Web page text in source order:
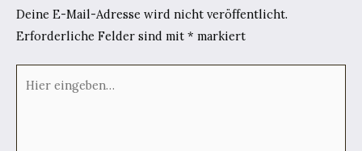
Deine E-Mail-Adresse wird nicht veröffentlicht.
Erforderliche Felder sind mit * markiert
eingeben…